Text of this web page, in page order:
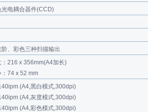
光电耦合器件(CCD)
、彩色三种扫描输出
：216 x 356mm(A4加长)
74 x 52 mm
(A4,黑白模式,300dpi)
(A4,灰度模式,300dpi)
(A4,彩色模式,300dpi)